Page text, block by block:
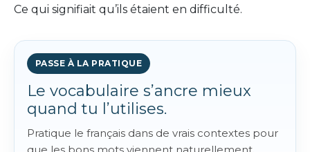
Ce qui signifiait qu’ils étaient en difficulté.
PASSE À LA PRATIQUE
Le vocabulaire s’ancre mieux
quand tu l’utilises.
Pratique le français dans de vrais contextes pour